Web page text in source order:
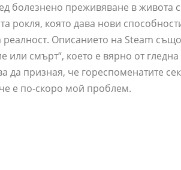
болезнено преживяване в живота
рокля, която дава нови
Описанието на Steam също
или смърт“, което е вярно от
да призная, че гореспоменатите
е по-скоро мой проблем.